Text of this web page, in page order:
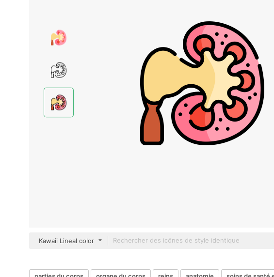
Kawaii Lineal color